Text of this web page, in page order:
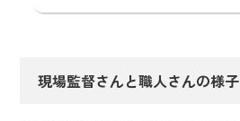
現場監督さんと職人さんの様子